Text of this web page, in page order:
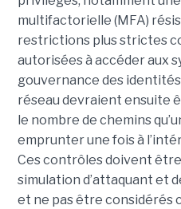
multifactorielle (MFA)
restrictions plus strictes
autorisées à accéder aux
gouvernance des
réseau devraient ensuite
le nombre de chemins
emprunter une fois à
Ces contrôles doivent être
simulation d’attaquant et
et ne pas être considérés